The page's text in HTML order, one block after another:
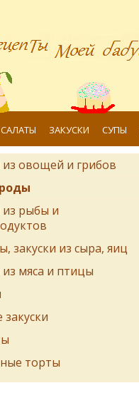
САЛАТЫ ЗАКУСКИ СУПЫ
из овощей и грибов
из рыбы и
закуски из сыра, яиц
из мяса и птицы
закуски
торты